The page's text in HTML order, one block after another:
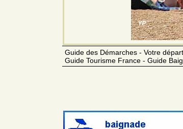
Guide des Démarches - Votre
Guide Tourisme France - Guide